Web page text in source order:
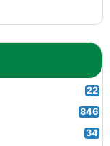
22
846
34